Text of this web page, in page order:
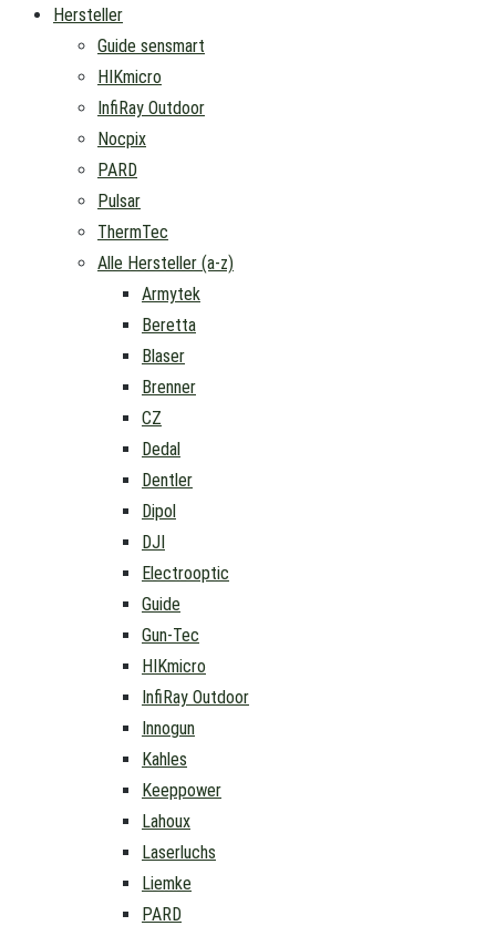
Hersteller
Guide sensmart
HIKmicro
InfiRay Outdoor
Nocpix
PARD
Pulsar
ThermTec
Alle Hersteller (a-z)
Armytek
Beretta
Blaser
Brenner
CZ
Dedal
Dentler
Dipol
DJI
Electrooptic
Guide
Gun-Tec
HIKmicro
InfiRay Outdoor
Innogun
Kahles
Keeppower
Lahoux
Laserluchs
Liemke
PARD